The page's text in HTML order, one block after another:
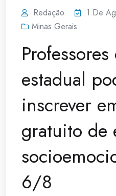
Redação
1 De
Minas Gerais
estadual
inscrever
gratuito de
6/8